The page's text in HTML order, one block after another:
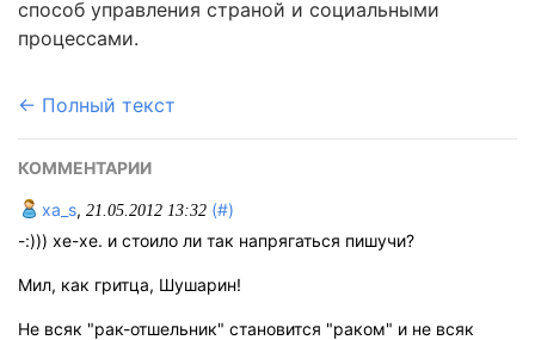
способ управления страной и социальными
процессами.
← Полный текст
КОММЕНТАРИИ
xa_s, 21.05.2012 13:32 (#)
-:))) хе-хе. и стоило ли так напрягаться пишучи?
Мил, как гритца, Шушарин!
Не всяк "рак-отшельник" становится "раком" и не всяк